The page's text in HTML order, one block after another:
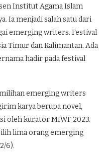
Institut Agama Islam
Ia menjadi salah satu dari
emerging writers. Festival
Timur dan Kalimantan. Ada
hadir pada festival
emerging writers
karya berupa novel,
oleh kurator MIWF 2023.
lima orang emerging
6).